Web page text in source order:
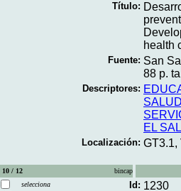
Título:
health
Fuente: San
88 p.
Descriptores:
EL
Localización: GT3.1,
10 / 12
bincap
selecciona
Id: 1230